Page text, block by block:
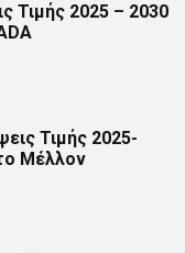
Τιμής 2025 – 2030
Τιμής 2025-
Μέλλον